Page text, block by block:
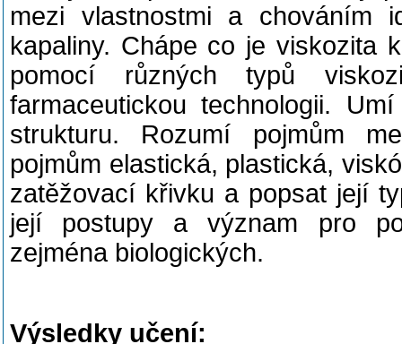
mezi vlastnostmi a chováním
kapaliny. Chápe co je viskozita
pomocí různých typů
farmaceutickou technologii.
strukturu. Rozumí pojmům
pojmům elastická, plastická,
zatěžovací křivku a popsat její
její postupy a význam pro
zejména biologických.
Výsledky učení: